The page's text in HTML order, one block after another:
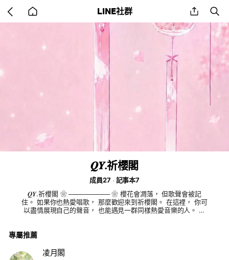
back
to
LINE社群 share
𝑸𝒀.祈櫻閣
成員27
記事本7
𝑸𝒀.祈櫻閣 ❀ ───────── ❀ 櫻花會凋落， 但歌聲會被記
住。 如果你也熱愛唱歌， 那麼歡迎來到祈櫻閣。 在這裡， 你可
以盡情展現自己的聲音， 也能遇見一群同樣熱愛音樂的人。 無
專屬推薦
凌月閣